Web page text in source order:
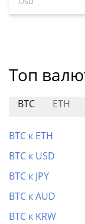
Топ
BTC ETH
BTC к ETH
BTC к USD
BTC к JPY
BTC к AUD
BTC к KRW